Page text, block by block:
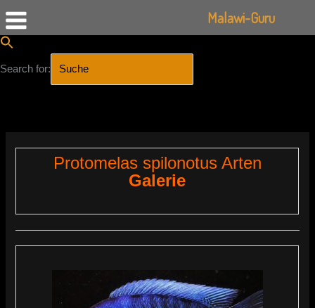
Search for:
Protomelas spilonotus Arten
Galerie
Malawi-Guru